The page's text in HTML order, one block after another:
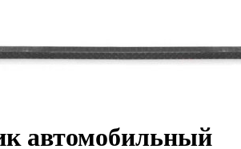
автомобильный